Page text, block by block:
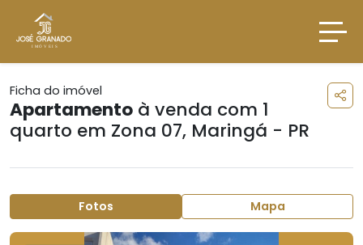
Ficha do imóvel
Apartamento à venda com 1
quarto em Zona 07, Maringá - PR
Fotos Mapa